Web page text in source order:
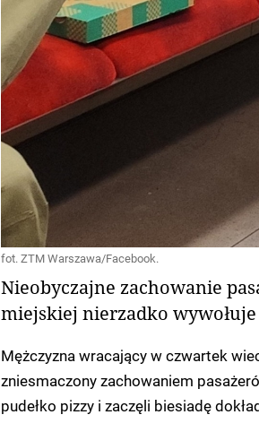
fot. ZTM Warszawa/Facebook.
Nieobyczajne zachowanie
miejskiej nierzadko
Mężczyzna wracający w czwartek
zniesmaczony zachowaniem
pudełko pizzy i zaczęli biesiadę